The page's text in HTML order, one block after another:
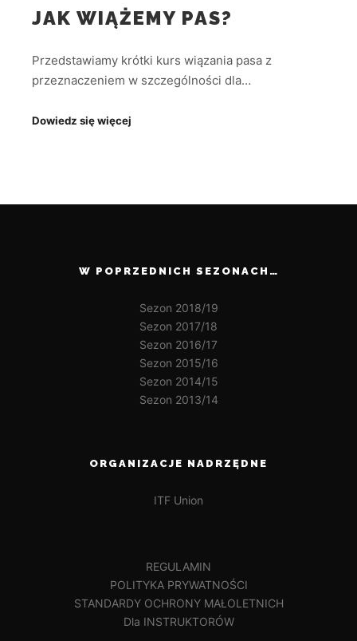
JAK WIĄŻEMY PAS?
Przedstawiamy krótki kurs wiązania pasa z
przeznaczeniem w szczególności dla…
Dowiedz się więcej
W POPRZEDNICH SEZONACH…
Sezon 2018/19
Sezon 2017/18
Sezon 2016/17
Sezon 2015/16
Sezon 2014/15
Sezon 2013/14
ORGANIZACJE NADRZĘDNE
ITF Union
REGULAMIN
POLITYKA PRYWATNOŚCI
STANDARDY OCHRONY MAŁOLETNICH
Dla INSTRUKTORÓW